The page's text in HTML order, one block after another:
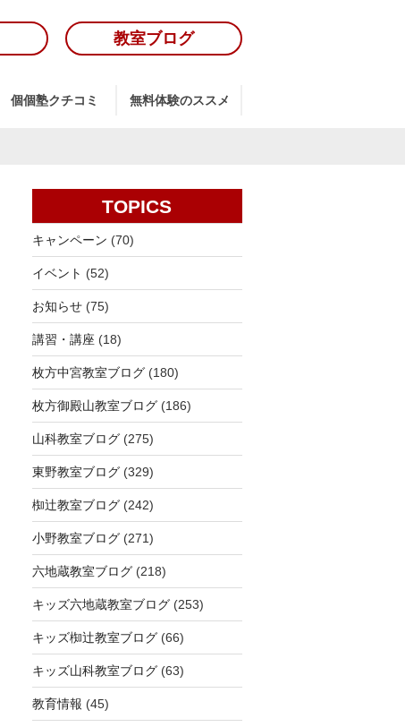
教室ブログ
個個塾クチコミ 無料体験のススメ
TOPICS
キャンペーン (70)
イベント (52)
お知らせ(75)
講習・講座 (18)
枚方中宮教室ブログ(180)
枚方御殿山教室ブログ(186)
山科教室ブログ(275)
東野教室ブログ(329)
椥辻教室ブログ(242)
小野教室ブログ(271)
六地蔵教室ブログ(218)
キッズ六地蔵教室ブログ(253)
キッズ椥辻教室ブログ(66)
キッズ山科教室ブログ(63)
教育情報 (45)